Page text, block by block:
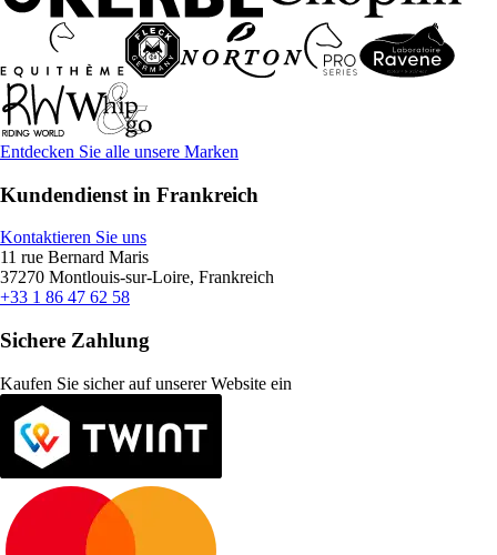
Entdecken Sie alle unsere Marken
Kundendienst in Frankreich
Kontaktieren Sie uns
11 rue Bernard Maris
37270 Montlouis-sur-Loire, Frankreich
+33 1 86 47 62 58
Sichere Zahlung
Kaufen Sie sicher auf unserer Website ein